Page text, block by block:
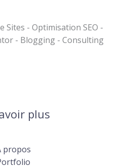
Sites - Optimisation SEO -
- Blogging - Consulting
plus
propos